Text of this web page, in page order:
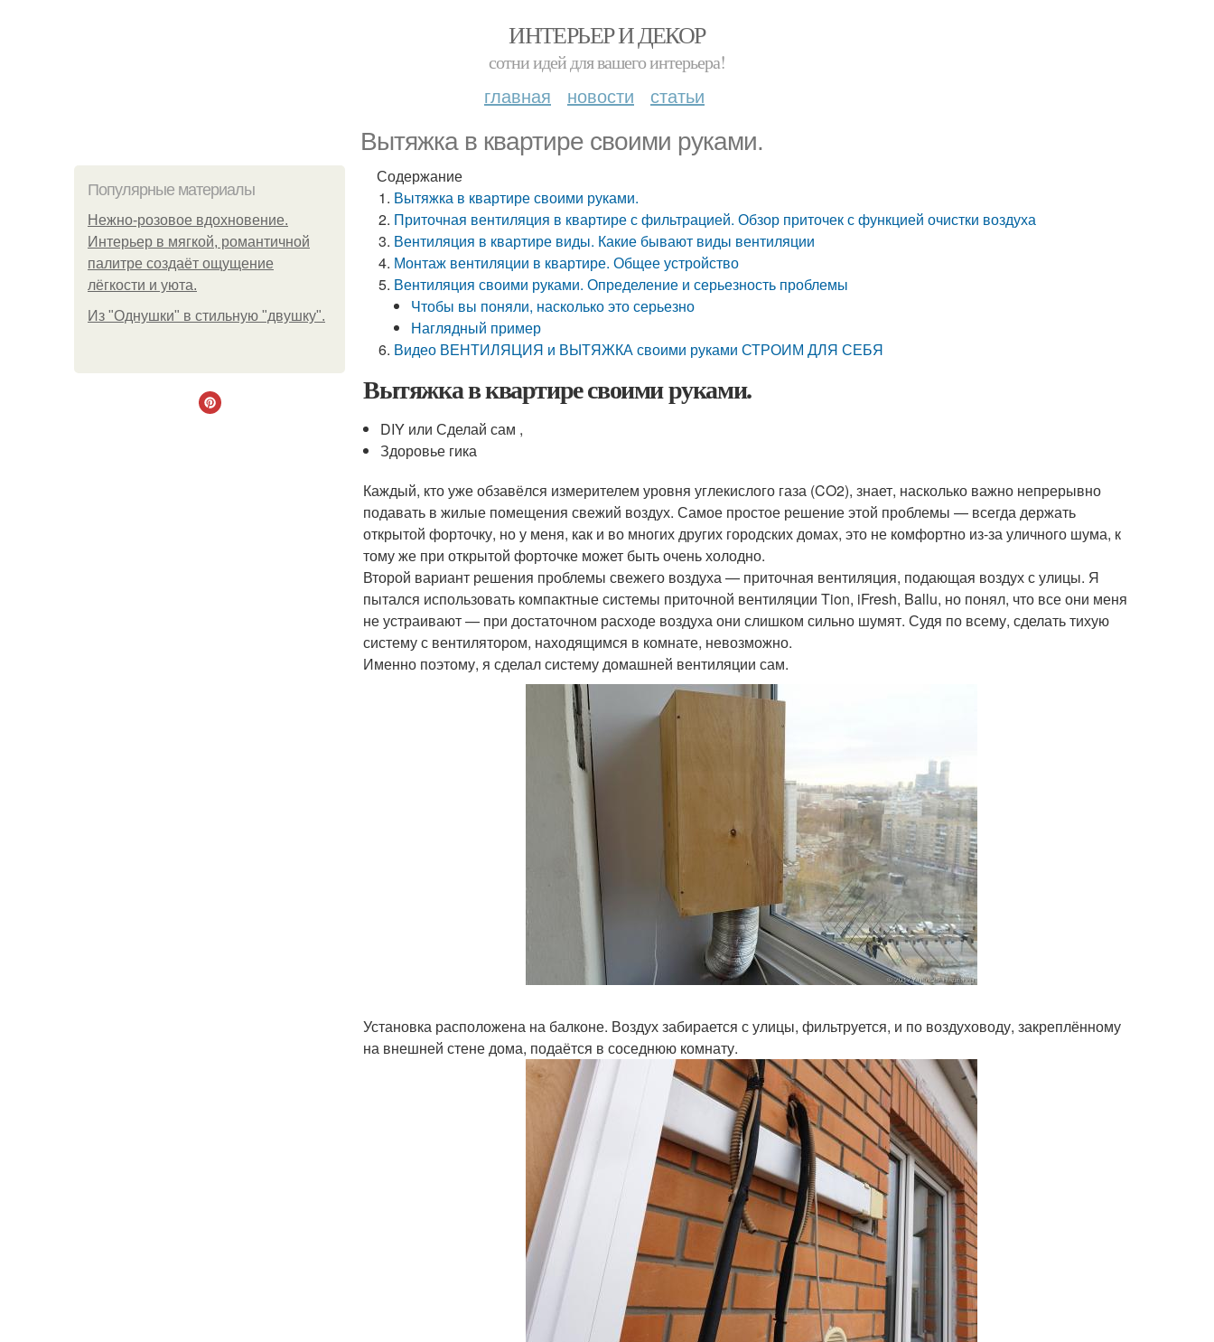
ИНТЕРЬЕР И ДЕКОР
сотни идей для вашего интерьера!
главная новости статьи
Вытяжка в квартире своими руками.
Популярные материалы
Нежно-розовое вдохновение.
Интерьер в мягкой, романтичной
палитре создаёт ощущение
лёгкости и уюта.
Из "Однушки" в стильную "двушку".
Содержание
Вытяжка в квартире своими руками.
Приточная вентиляция в квартире с фильтрацией. Обзор приточек с функцией очистки воздуха
Вентиляция в квартире виды. Какие бывают виды вентиляции
Монтаж вентиляции в квартире. Общее устройство
Вентиляция своими руками. Определение и серьезность проблемы
Чтобы вы поняли, насколько это серьезно
Наглядный пример
Видео ВЕНТИЛЯЦИЯ и ВЫТЯЖКА своими руками СТРОИМ ДЛЯ СЕБЯ
Вытяжка в квартире своими руками.
DIY или Сделай сам ,
Здоровье гика
Каждый, кто уже обзавёлся измерителем уровня углекислого газа (CO2), знает, насколько важно непрерывно
подавать в жилые помещения свежий воздух. Самое простое решение этой проблемы — всегда держать
открытой форточку, но у меня, как и во многих других городских домах, это не комфортно из-за уличного шума, к
тому же при открытой форточке может быть очень холодно.
Второй вариант решения проблемы свежего воздуха — приточная вентиляция, подающая воздух с улицы. Я
пытался использовать компактные системы приточной вентиляции Tion, iFresh, Ballu, но понял, что все они меня
не устраивают — при достаточном расходе воздуха они слишком сильно шумят. Судя по всему, сделать тихую
систему с вентилятором, находящимся в комнате, невозможно.
Именно поэтому, я сделал систему домашней вентиляции сам.
Установка расположена на балконе. Воздух забирается с улицы, фильтруется, и по воздуховоду, закреплённому
на внешней стене дома, подаётся в соседнюю комнату.